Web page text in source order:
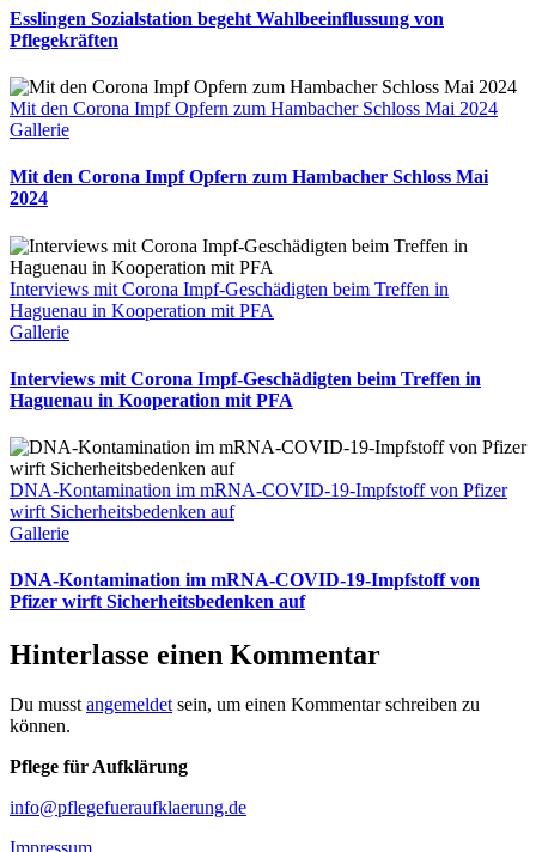
Esslingen Sozialstation begeht Wahlbeeinflussung von
Pflegekräften
Mit den Corona Impf Opfern zum Hambacher Schloss Mai 2024
Gallerie
Mit den Corona Impf Opfern zum Hambacher Schloss Mai
2024
Interviews mit Corona Impf-Geschädigten beim Treffen in
Haguenau in Kooperation mit PFA
Gallerie
Interviews mit Corona Impf-Geschädigten beim Treffen in
Haguenau in Kooperation mit PFA
DNA-Kontamination im mRNA-COVID-19-Impfstoff von Pfizer
wirft Sicherheitsbedenken auf
Gallerie
DNA-Kontamination im mRNA-COVID-19-Impfstoff von
Pfizer wirft Sicherheitsbedenken auf
Hinterlasse einen Kommentar
Du musstangemeldetsein, um einen Kommentar schreiben zu
können.
Pflege für Aufklärung
info@pflegefueraufklaerung.de